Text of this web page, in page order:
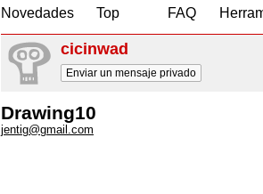
Novedades
Top
FAQ
cicinwad
Enviar un mensaje privado
Drawing10
jentig@gmail.com